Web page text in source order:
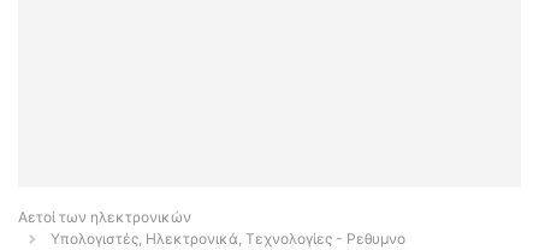
Αετοί των ηλεκτρονικών
Υπολογιστές, Ηλεκτρονικά, Τεχνολογίες - Ρεθυμνο